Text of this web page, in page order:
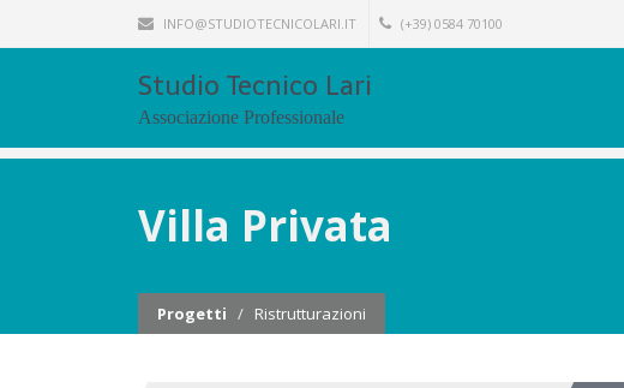
INFO@STUDIOTECNICOLARI.IT (+39) 0584 70100
Studio Tecnico Lari
Associazione Professionale
Villa Privata
Progetti / Ristrutturazioni